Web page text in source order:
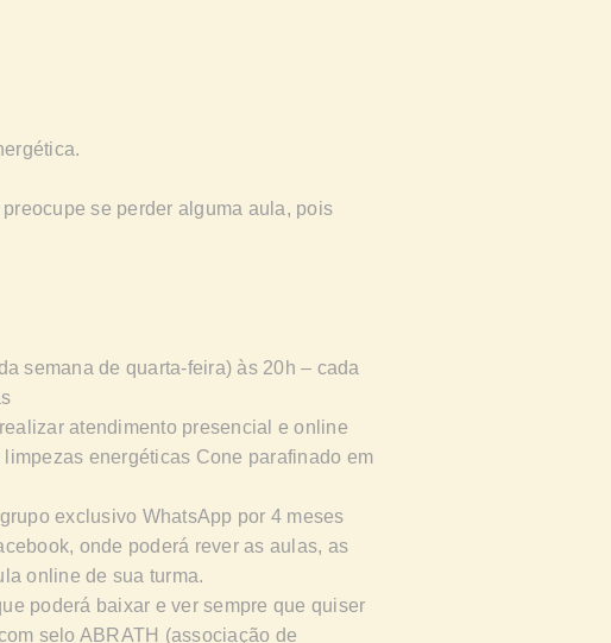
se perder alguma aula, pois
semana de quarta-feira) às 20h – cada
atendimento presencial e online
energéticas Cone parafinado em
exclusivo WhatsApp por 4 meses
onde poderá rever as aulas, as
online de sua turma.
poderá baixar e ver sempre que quiser
selo ABRATH (associação de